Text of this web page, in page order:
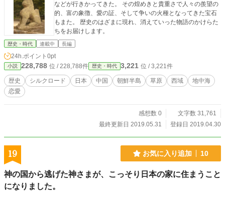
などが行きかってきた。 その煌めきと貴重さで人々の羨望の
的、富の象徴、愛の証、そして争いの火種となってきた宝石
もまた。 歴史のはざまに現れ、消えていった物語のかけらた
ちをお届けします。
歴史・時代 連載中 長編
24h.ポイント 0pt
小説 228,788 位 / 228,788件 歴史・時代 3,221 位 / 3,221件
歴史 シルクロード 日本 中国 朝鮮半島 草原 西域
地中海
恋愛
感想数 0
文字数 31,761
最終更新日 2019.05.31
登録日 2019.04.30
19 お気に入り追加 10
神の国から逃げた神さまが、こっそり日本の家に住まうこと
になりました。